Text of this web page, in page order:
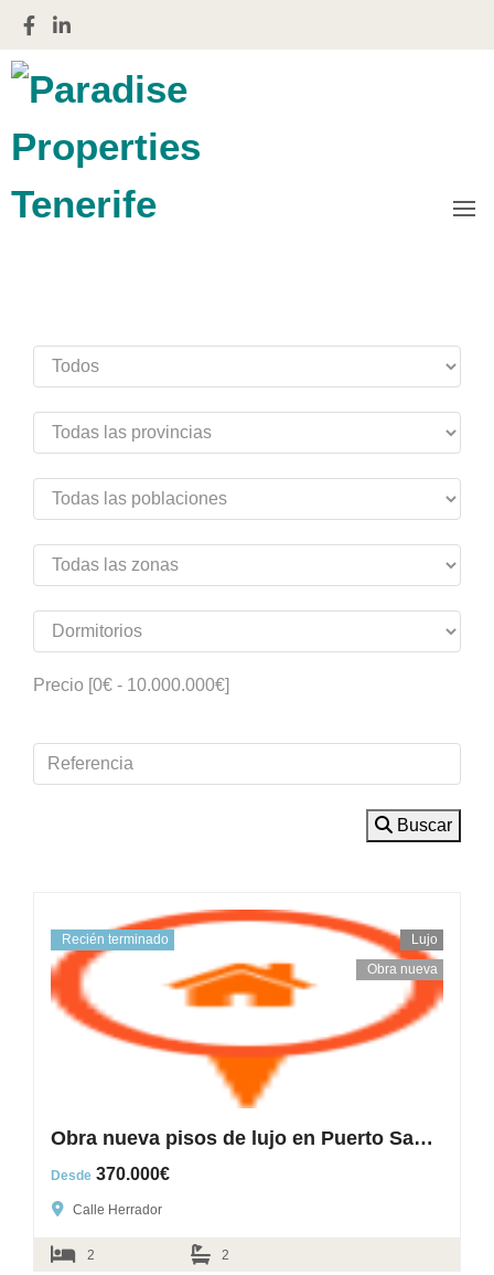
Tenerife
Precio [0€ - 10.000.000€]
Buscar
Recién terminado
Lujo
Obra nueva
Obra nueva pisos de lujo en Puerto Santiago
Desde 370.000€
Calle Herrador
2 2